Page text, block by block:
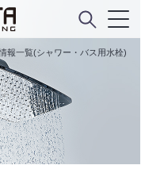
報一覧(シャワー・バス用水栓)